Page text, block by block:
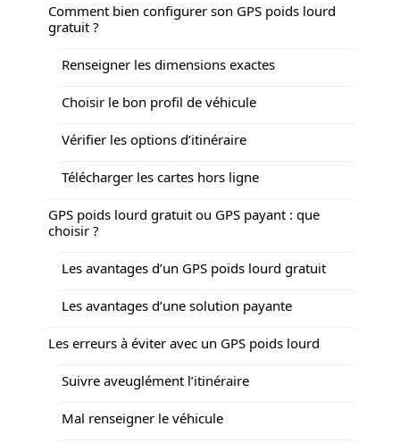
Comment bien configurer son GPS poids lourd
gratuit ?
Renseigner les dimensions exactes
Choisir le bon profil de véhicule
Vérifier les options d’itinéraire
Télécharger les cartes hors ligne
GPS poids lourd gratuit ou GPS payant : que
choisir ?
Les avantages d’un GPS poids lourd gratuit
Les avantages d’une solution payante
Les erreurs à éviter avec un GPS poids lourd
Suivre aveuglément l’itinéraire
Mal renseigner le véhicule